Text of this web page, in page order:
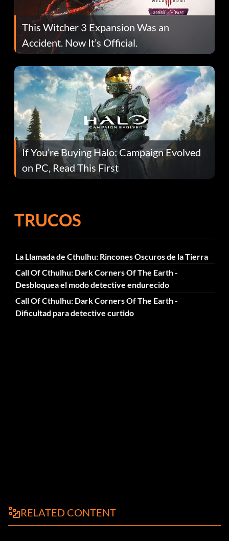
This Witcher 3 Expansion Was an
Accident. Now It’s Official.
If You’re Buying Halo: Campaign Evolved
on PC, Read This First
TRUCOS
La Llamada de Cthulhu: Rincones Oscuros de la Tierra
Call Of Cthulhu: Dark Corners Of The Earth -
Desbloquea el modo detective endurecido
Call Of Cthulhu: Dark Corners Of The Earth -
Dificultad para detective curtido
RELATED CONTENT